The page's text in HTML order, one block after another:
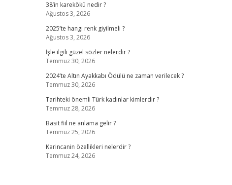
38’in karekökü nedir ?
Ağustos 3, 2026
2025’te hangi renk giyilmeli ?
Ağustos 3, 2026
İşle ilgili güzel sözler nelerdir ?
Temmuz 30, 2026
2024’te Altın Ayakkabı Ödülü ne zaman verilecek ?
Temmuz 30, 2026
Tarihteki önemli Türk kadınlar kimlerdir ?
Temmuz 28, 2026
Basit fiil ne anlama gelir ?
Temmuz 25, 2026
Karincanin özellikleri nelerdir ?
Temmuz 24, 2026